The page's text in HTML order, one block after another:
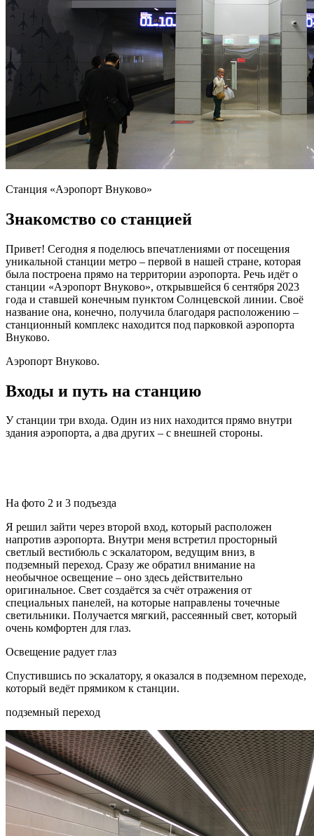
Станция «Аэропорт Внуково»
Знакомство со станцией
Привет! Сегодня я поделюсь впечатлениями от посещения
уникальной станции метро – первой в нашей стране, которая
была построена прямо на территории аэропорта. Речь идёт о
станции «Аэропорт Внуково», открывшейся 6 сентября 2023
года и ставшей конечным пунктом Солнцевской линии. Своё
название она, конечно, получила благодаря расположению –
станционный комплекс находится под парковкой аэропорта
Внуково.
Аэропорт Внуково.
Входы и путь на станцию
У станции три входа. Один из них находится прямо внутри
здания аэропорта, а два других – с внешней стороны.
На фото 2 и 3 подъезда
Я решил зайти через второй вход, который расположен
напротив аэропорта. Внутри меня встретил просторный
светлый вестибюль с эскалатором, ведущим вниз, в
подземный переход. Сразу же обратил внимание на
необычное освещение – оно здесь действительно
оригинальное. Свет создаётся за счёт отражения от
специальных панелей, на которые направлены точечные
светильники. Получается мягкий, рассеянный свет, который
очень комфортен для глаз.
Освещение радует глаз
Спустившись по эскалатору, я оказался в подземном переходе,
который ведёт прямиком к станции.
подземный переход